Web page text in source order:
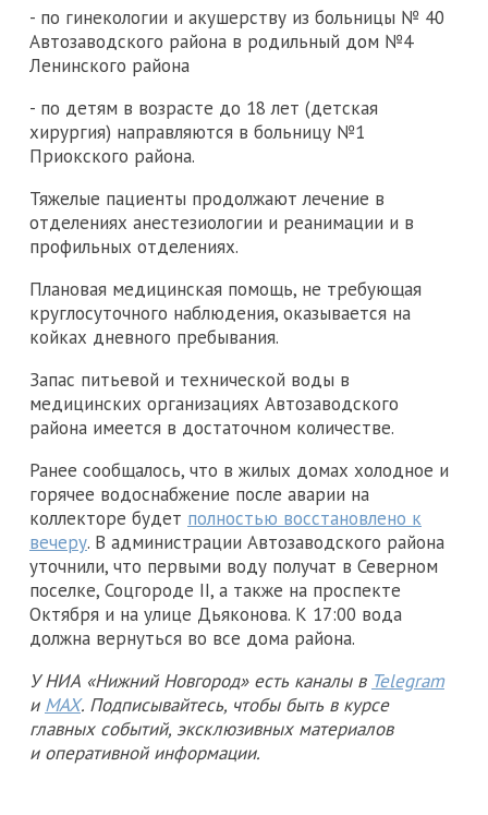
- по гинекологии и акушерству из больницы № 40
Автозаводского района в родильный дом №4
Ленинского района
- по детям в возрасте до 18 лет (детская
хирургия) направляются в больницу №1
Приокского района.
Тяжелые пациенты продолжают лечение в
отделениях анестезиологии и реанимации и в
профильных отделениях.
Плановая медицинская помощь, не требующая
круглосуточного наблюдения, оказывается на
койках дневного пребывания.
Запас питьевой и технической воды в
медицинских организациях Автозаводского
района имеется в достаточном количестве.
Ранее сообщалось, что в жилых домах холодное и
горячее водоснабжение после аварии на
коллекторе будет полностью восстановлено к
вечеру. В администрации Автозаводского района
уточнили, что первыми воду получат в Северном
поселке, Соцгороде II, а также на проспекте
Октября и на улице Дьяконова. К 17:00 вода
должна вернуться во все дома района.
У НИА «Нижний Новгород» есть каналы в Telegram
и MAX. Подписывайтесь, чтобы быть в курсе
главных событий, эксклюзивных материалов
и оперативной информации.